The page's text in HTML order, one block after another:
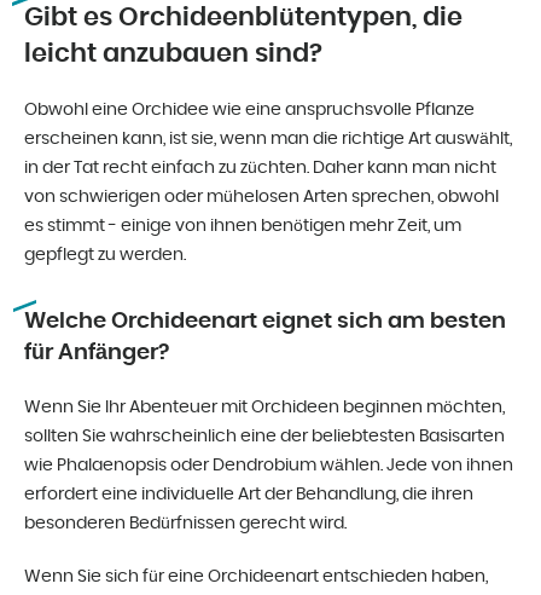
Gibt es Orchideenblütentypen, die
leicht anzubauen sind?
Obwohl eine Orchidee wie eine anspruchsvolle Pflanze
erscheinen kann, ist sie, wenn man die richtige Art auswählt,
in der Tat recht einfach zu züchten. Daher kann man nicht
von schwierigen oder mühelosen Arten sprechen, obwohl
es stimmt - einige von ihnen benötigen mehr Zeit, um
gepflegt zu werden.
Welche Orchideenart eignet sich am besten
für Anfänger?
Wenn Sie Ihr Abenteuer mit Orchideen beginnen möchten,
sollten Sie wahrscheinlich eine der beliebtesten Basisarten
wie Phalaenopsis oder Dendrobium wählen. Jede von ihnen
erfordert eine individuelle Art der Behandlung, die ihren
besonderen Bedürfnissen gerecht wird.
Wenn Sie sich für eine Orchideenart entschieden haben,